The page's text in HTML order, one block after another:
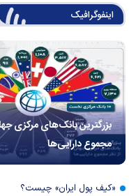
اینفوگرافیک
بزرگترین بانک‌های مرکزی
مجموع دارایی‌ها
«کیف پول ایران» چیست؟